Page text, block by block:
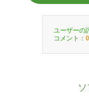
ユーザーの
コメント： 0